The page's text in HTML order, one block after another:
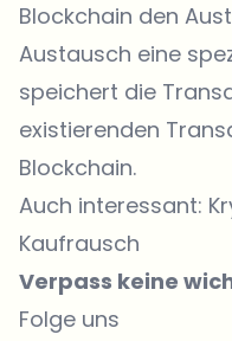
Blockchain den
Austausch eine
speichert die
existierenden
Blockchain.
Auch interessant:
Kaufrausch
Verpass keine
Folge uns